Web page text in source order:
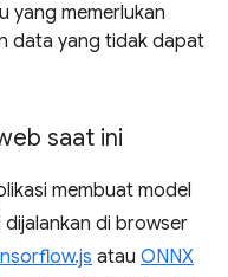
yang memerlukan
data yang tidak dapat
saat ini
membuat model
di browser
atau ONNX